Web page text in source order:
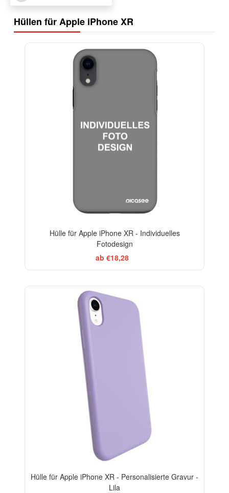
Hüllen für Apple iPhone XR
Hülle für Apple iPhone XR - Individuelles
Fotodesign
ab €18,28
Hülle für Apple iPhone XR - Personalisierte Gravur -
Lila